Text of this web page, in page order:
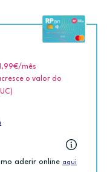
/mês
o valor do
aderir online aqui